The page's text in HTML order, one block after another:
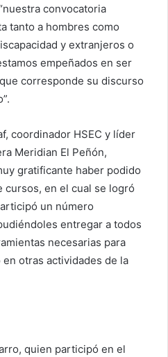
convocatoria
tanto a hombres como
y extranjeros o
empeñados en ser
corresponde su discurso
coordinador HSEC y líder
Meridian El Peñón,
gratificante haber podido
en el cual se logró
un número
entregar a todos
necesarias para
otras actividades de la
quien participó en el